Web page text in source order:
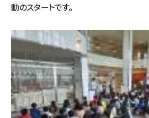
動のスタートです。